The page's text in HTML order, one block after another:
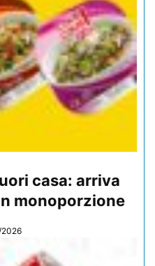
casa: arriva
monoporzione